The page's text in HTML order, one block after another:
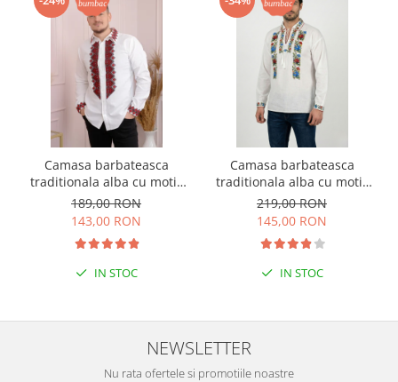
Camasa barbateasca
traditionala alba cu motiv
geometric rosu Petru 07
189,00 RON
143,00 RON
IN STOC
Camasa barbateasca
traditionala alba cu motiv
floral multicolor Sergiu
219,00 RON
145,00 RON
IN STOC
NEWSLETTER
Nu rata ofertele si promotiile noastre